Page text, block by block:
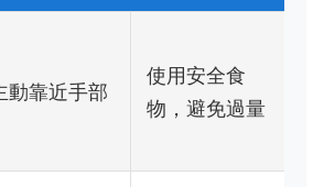
動靠近手部
使用安全食
物，避免過量